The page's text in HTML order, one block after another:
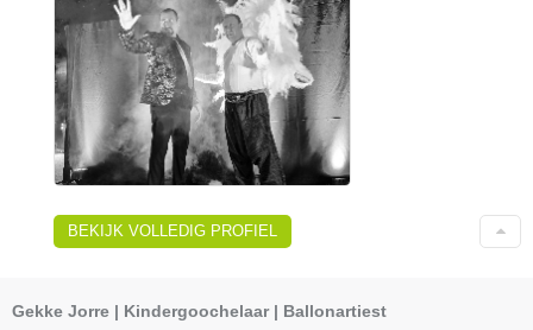
BEKIJK VOLLEDIG PROFIEL
Gekke Jorre | Kindergoochelaar | Ballonartiest